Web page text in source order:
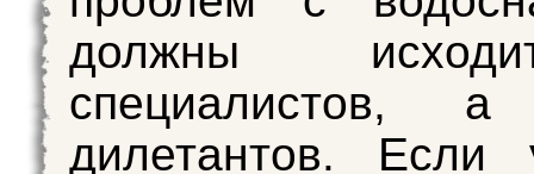
должны
специалистов,
дилетантов. Если